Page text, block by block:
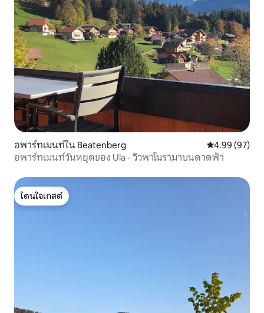
อพาร์ทเมนท์ใน Beatenberg คะแนนเฉลี่ย
4.99 (97)
อพาร์ทเมนท์วันหยุดของ Ula - วิวพาโนรามาบนดาดฟ้า
โดนใจเกสต์
โดนใจเกสต์